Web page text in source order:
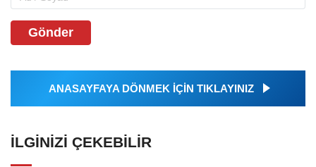
Gönder
ANASAYFAYA DÖNMEK İÇİN TIKLAYINIZ
İLGINIZI ÇEKEBILIR